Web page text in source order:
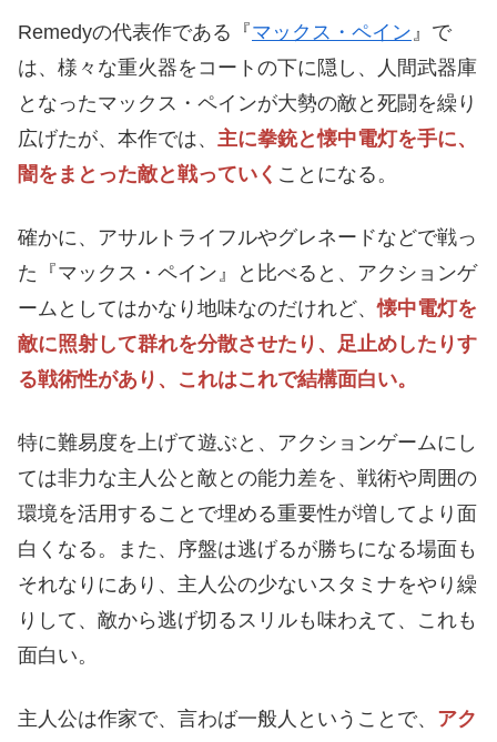
Remedyの代表作である『マックス・ペイン 』で
は、様々な重火器をコートの下に隠し、人間武器庫
となったマックス・ペインが大勢の敵と死闘を繰り
広げたが、本作では、 主に拳銃と懐中電灯を手に、
闇をまとった敵と戦っていく ことになる。
確かに、アサルトライフルやグレネードなどで戦っ
た『マックス・ペイン』と比べると、アクションゲ
ームとしてはかなり地味なのだけれど、懐中電灯を
敵に照射して群れを分散させたり、足止めしたりす
る戦術性があり、これはこれで結構面白い。
特に難易度を上げて遊ぶと、アクションゲームにし
ては非力な主人公と敵との能力差を、戦術や周囲の
環境を活用することで埋める重要性が増してより面
白くなる。また、序盤は逃げるが勝ちになる場面も
それなりにあり、主人公の少ないスタミナをやり繰
りして、敵から逃げ切るスリルも味わえて、これも
面白い。
主人公は作家で、言わば一般人ということで、 アク